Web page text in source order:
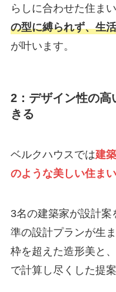
らしに合わせた住ま
の型に縛られず、生
が叶います。
2：デザイン性の高
きる
ベルクハウスでは建
のような美しい住まい
3名の建築家が設計
準の設計プランが生
枠を超えた造形美と
で計算し尽くした提